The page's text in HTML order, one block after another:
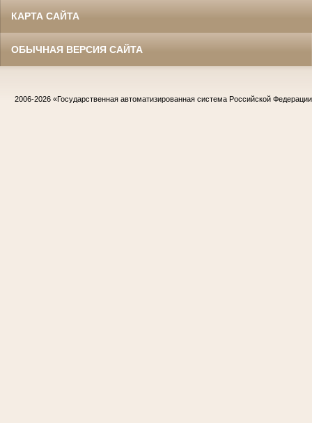
КАРТА САЙТА
ОБЫЧНАЯ ВЕРСИЯ САЙТА
2006-2026 «Государственная автоматизированная система Российской